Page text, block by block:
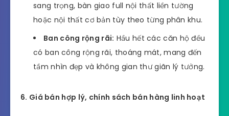
sang trọng, bàn giao full nội thất liền tường
hoặc nội thất cơ bản tùy theo từng phân khu.
Ban công rộng rãi: Hầu hết các căn hộ đều
có ban công rộng rãi, thoáng mát, mang đến
tầm nhìn đẹp và không gian thư giãn lý tưởng.
6. Giá bán hợp lý, chính sách bán hàng linh hoạt